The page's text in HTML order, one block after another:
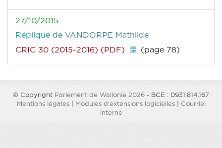
27/10/2015
Réplique de VANDORPE Mathilde
CRIC 30 (2015-2016) (PDF)
(page 78)
© Copyright Parlement de Wallonie 2026 - BCE : 0931.814.167
Mentions légales| Modules d'extensions logicielles| Courriel
interne